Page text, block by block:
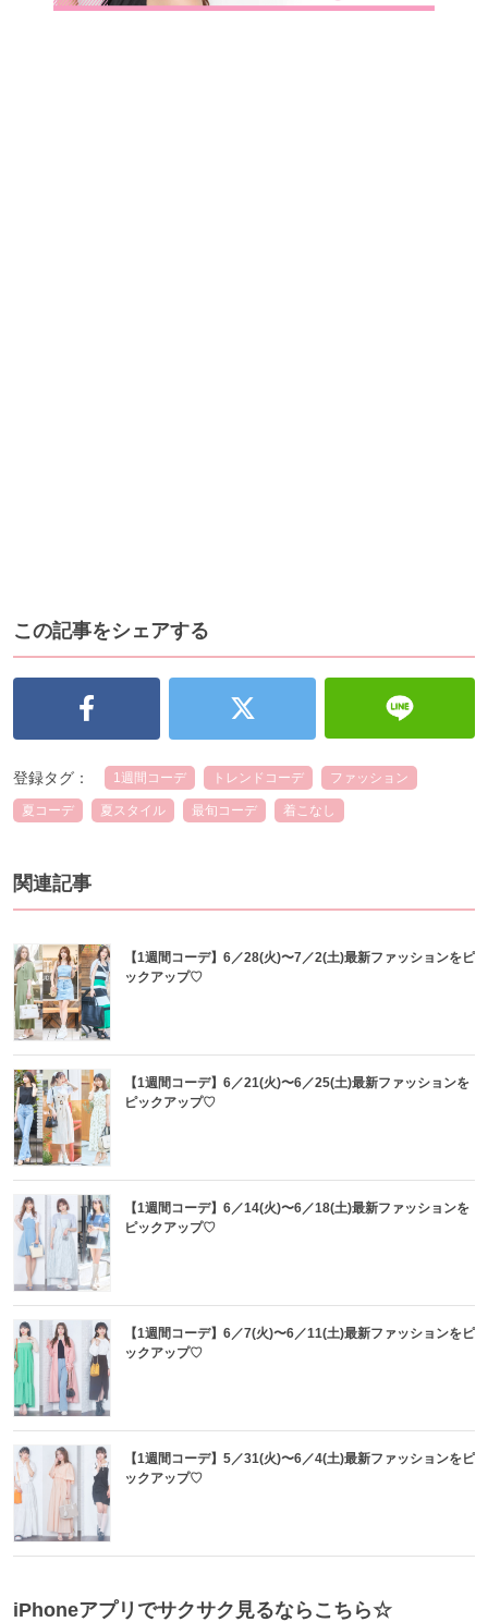
この記事をシェアする
登録タグ： 1週間コーデ トレンドコーデ ファッション
夏コーデ 夏スタイル 最旬コーデ 着こなし
関連記事
【1週間コーデ】6／28(火)〜7／2(土)最新ファッションをピ
ックアップ♡
【1週間コーデ】6／21(火)〜6／25(土)最新ファッションを
ピックアップ♡
【1週間コーデ】6／14(火)〜6／18(土)最新ファッションを
ピックアップ♡
【1週間コーデ】6／7(火)〜6／11(土)最新ファッションをピ
ックアップ♡
【1週間コーデ】5／31(火)〜6／4(土)最新ファッションをピ
ックアップ♡
iPhoneアプリでサクサク見るならこちら☆